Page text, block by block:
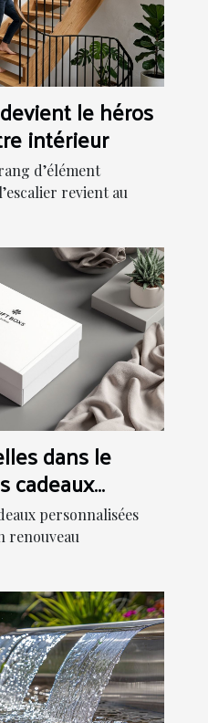
le héros
intérieur
d’élément
revient au
dans le
cadeaux
personnalisées
renouveau